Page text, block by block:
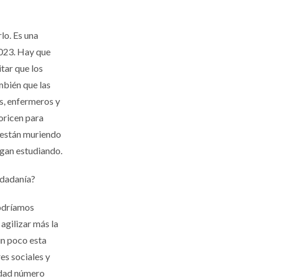
Es una
Hay que
que los
que las
enfermeros y
para
muriendo
estudiando.
más la
poco esta
sociales y
número